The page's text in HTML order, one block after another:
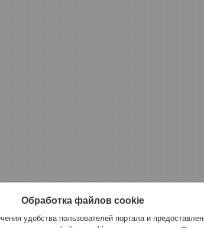
Обработка файлов cookie
удобства пользователей портала и